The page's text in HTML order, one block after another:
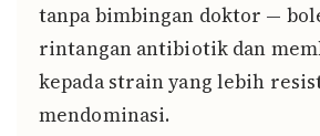
tanpa bimbingan doktor —
rintangan antibiotik dan
kepada strain yang lebih
mendominasi.